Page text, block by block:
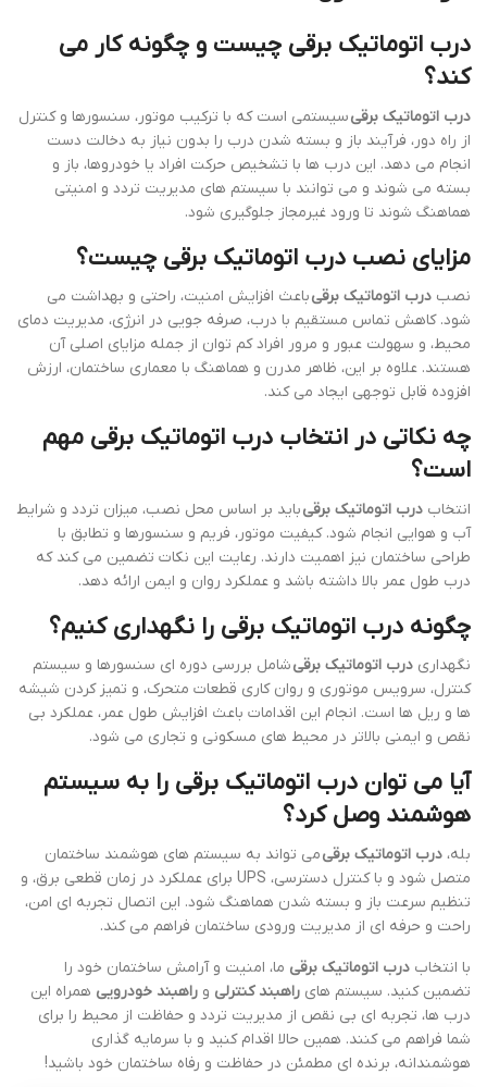
درب اتوماتیک برقی چیست و چگونه کار می
کند؟
درب اتوماتیک برقیسیستمی است که با ترکیب موتور، سنسورها و کنترل
از راه دور، فرآیند باز و بسته شدن درب را بدون نیاز به دخالت دست
انجام می دهد. این درب ها با تشخیص حرکت افراد یا خودروها، باز و
بسته می شوند و می توانند با سیستم های مدیریت تردد و امنیتی
هماهنگ شوند تا ورود غیرمجاز جلوگیری شود.
مزایای نصب درب اتوماتیک برقی چیست؟
نصب درب اتوماتیک برقیباعث افزایش امنیت، راحتی و بهداشت می
شود. کاهش تماس مستقیم با درب، صرفه جویی در انرژی، مدیریت دمای
محیط، و سهولت عبور و مرور افراد کم توان از جمله مزایای اصلی آن
هستند. علاوه بر این، ظاهر مدرن و هماهنگ با معماری ساختمان، ارزش
افزوده قابل توجهی ایجاد می کند.
چه نکاتی در انتخاب درب اتوماتیک برقی مهم
است؟
انتخاب درب اتوماتیک برقیباید بر اساس محل نصب، میزان تردد و شرایط
آب و هوایی انجام شود. کیفیت موتور، فریم و سنسورها و تطابق با
طراحی ساختمان نیز اهمیت دارند. رعایت این نکات تضمین می کند که
درب طول عمر بالا داشته باشد و عملکرد روان و ایمن ارائه دهد.
چگونه درب اتوماتیک برقی را نگهداری کنیم؟
نگهداری درب اتوماتیک برقیشامل بررسی دوره ای سنسورها و سیستم
کنترل، سرویس موتوری و روان کاری قطعات متحرک، و تمیز کردن شیشه
ها و ریل ها است. انجام این اقدامات باعث افزایش طول عمر، عملکرد بی
نقص و ایمنی بالاتر در محیط های مسکونی و تجاری می شود.
آیا می توان درب اتوماتیک برقی را به سیستم
هوشمند وصل کرد؟
بله، درب اتوماتیک برقیمی تواند به سیستم های هوشمند ساختمان
متصل شود و با کنترل دسترسی، UPS برای عملکرد در زمان قطعی برق، و
تنظیم سرعت باز و بسته شدن هماهنگ شود. این اتصال تجربه ای امن،
راحت و حرفه ای از مدیریت ورودی ساختمان فراهم می کند.
با انتخاب درب اتوماتیک برقی ما، امنیت و آرامش ساختمان خود را
تضمین کنید. سیستم های راهبند کنترلی و راهبند خودرویی همراه این
درب ها، تجربه ای بی نقص از مدیریت تردد و حفاظت از محیط را برای
شما فراهم می کنند. همین حالا اقدام کنید و با سرمایه گذاری
هوشمندانه، برنده ای مطمئن در حفاظت و رفاه ساختمان خود باشید!